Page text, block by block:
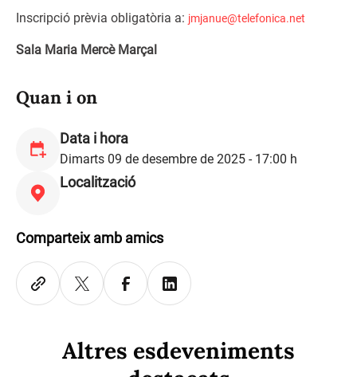
Inscripció prèvia obligatòria a: jmjanue@telefonica.net
Sala Maria Mercè Marçal
Quan i on
Data i hora
Dimarts 09 de desembre de 2025 - 17:00 h
Localització
Comparteix amb amics
Altres esdeveniments